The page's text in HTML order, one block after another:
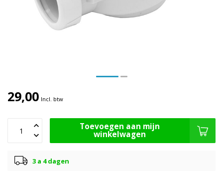
29,00 Incl. btw
Toevoegen aan mijn
winkelwagen
3 a 4 dagen